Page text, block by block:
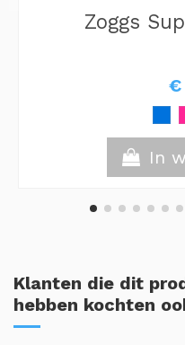
Zoggs
€
In
Klanten die dit
hebben kochten